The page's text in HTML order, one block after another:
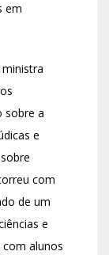
em
sobre a
e
com
de um
e
com alunos